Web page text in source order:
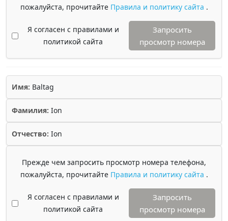
пожалуйста, прочитайте Правила и политику сайта .
Я согласен с правилами и
политикой сайта
Запросить
просмотр номера
Имя: Baltag
Фамилия: Ion
Отчество: Ion
Прежде чем запросить просмотр номера телефона,
пожалуйста, прочитайте Правила и политику сайта .
Я согласен с правилами и
политикой сайта
Запросить
просмотр номера